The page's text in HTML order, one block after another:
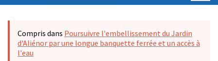
Compris dans Poursuivre l'embellissement du Jardin
d'Aliénor par une longue banquette ferrée et un accès à
l'eau